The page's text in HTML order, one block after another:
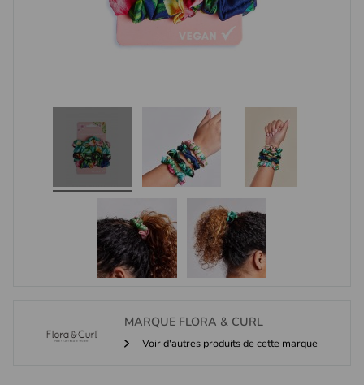
MARQUE FLORA & CURL
Voir d'autres produits de cette marque